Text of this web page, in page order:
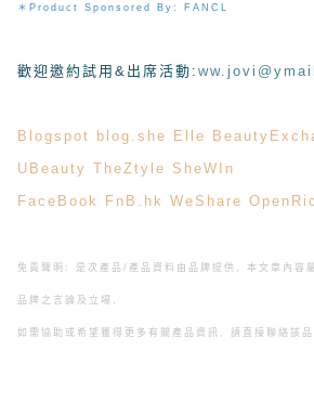
＊ Product Sponsored By: FANCL
歡迎邀約試用&出席活動 :
Blogspot blog.she Elle
UBeauty TheZtyle SheWIn
FaceBook
FnB.hk WeShare
免責聲明: 是次產品/產品資料由品牌提供, 本文章內容
品牌之言論及立場,
如需協助或希望獲得更多有關產品資訊, 請直接聯絡該品